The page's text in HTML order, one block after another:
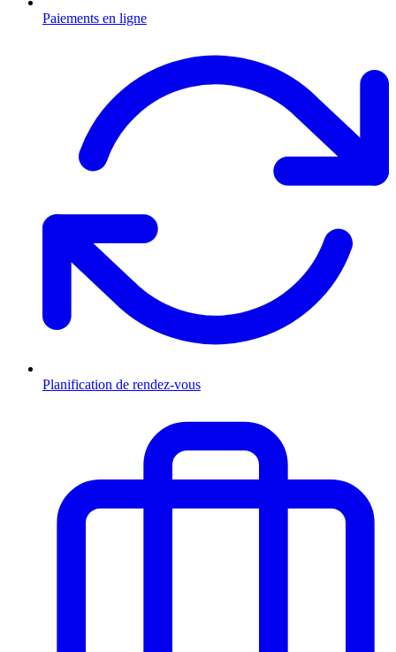
Paiements en ligne
Planification de rendez-vous